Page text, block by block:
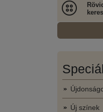
Új színek